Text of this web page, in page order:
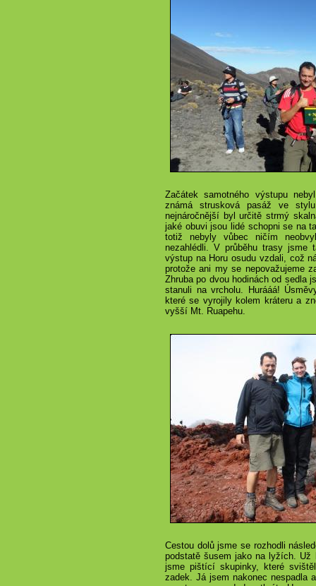
Začátek samotného výstupu
známá strusková pasáž ve
nejnáročnější byl určitě strmý
jaké obuvi jsou lidé schopni se na
totiž nebyly vůbec ničím
nezahlédli. V průběhu trasy jsme
výstup na Horu osudu vzdali, což
protože ani my se nepovažujeme
Zhruba po dvou hodinách od sedla
stanuli na vrcholu. Hurááá!
které se vyrojily kolem kráteru a
vyšší Mt. Ruapehu.
Cestou dolů jsme se rozhodli
podstatě šusem jako na lyžích.
jsme pištící skupinky, které
zadek. Já jsem nakonec nespadla